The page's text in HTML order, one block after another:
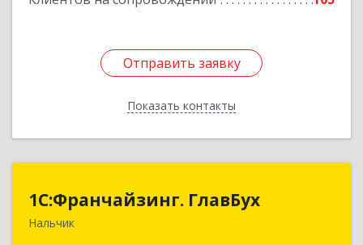
Отправить заявку
Показать контакты
Отправить заявку
Назад
1С:Франчайзинг. ГлавБух
Нальчик
1С:Франчайзинг. ГлавБух
360000, Кабардино-Балкарская Респ, Нальчик г,